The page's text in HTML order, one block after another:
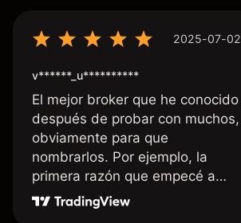
2025-07-02
v******_u**********
El mejor broker que he conocido
después de probar con muchos,
obviamente para que
nombrarlos. Por ejemplo, la
primera razón que empecé a
usar Capital fue la llegada de mi
dinero de inmediato a mi cuenta